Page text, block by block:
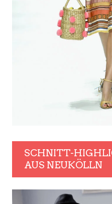
SCHNITT-
AUS NEUKÖLLN